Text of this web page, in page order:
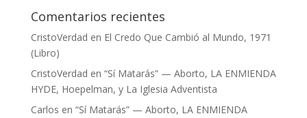
Comentarios recientes
CristoVerdad en El Credo Que Cambió al Mundo, 1971
(Libro)
CristoVerdad en “Sí Matarás” — Aborto, LA ENMIENDA
HYDE, Hoepelman, y La Iglesia Adventista
Carlos en “Sí Matarás” — Aborto, LA ENMIENDA